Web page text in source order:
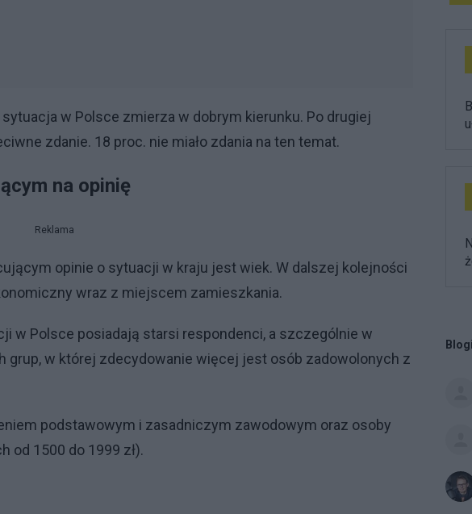
w Polsce zmierza w dobrym kierunku. Po drugiej
zdanie. 18 proc. nie miało zdania na ten temat.
na opinię
Reklama
opinie o sytuacji w kraju jest wiek. W dalszej kolejności
wraz z miejscem zamieszkania.
w Polsce posiadają starsi respondenci, a szczególnie w
grup, w której zdecydowanie więcej jest osób zadowolonych z
podstawowym i zasadniczym zawodowym oraz osoby
od 1500 do 1999 zł).